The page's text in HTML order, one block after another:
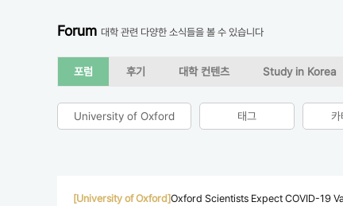
Forum 대학 관련 다양한 소식들을 볼 수 있습니다
포럼 후기 대학 컨텐츠 Study in Korea
University of Oxford 태그 카
[University of Oxford]Oxford Scientists Expect COVID-19